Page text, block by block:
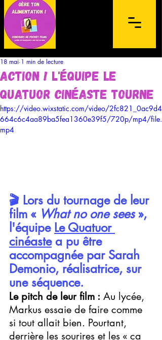
Concours de films sur mobile à
Action ! L'équipe Le
Quatuor Cinéaste tourne
18 mai 1 min de lecture
https://video.wixstatic.com/video/2fc821_0ac9d4
664c6c4aa89ba5fea1360e39f5/720p/mp4/file.
mp4
🎬 Lors du tournage de leur
film « What no one sees »,
l'équipe Le Quatuor
cinéaste a pu être
accompagnée par Sarah
Demonio, réalisatrice, sur
une séquence.
Le pitch de leur film : Au lycée,
Markus essaie de faire comme
si tout allait bien. Pourtant,
derrière les sourires et les « ça